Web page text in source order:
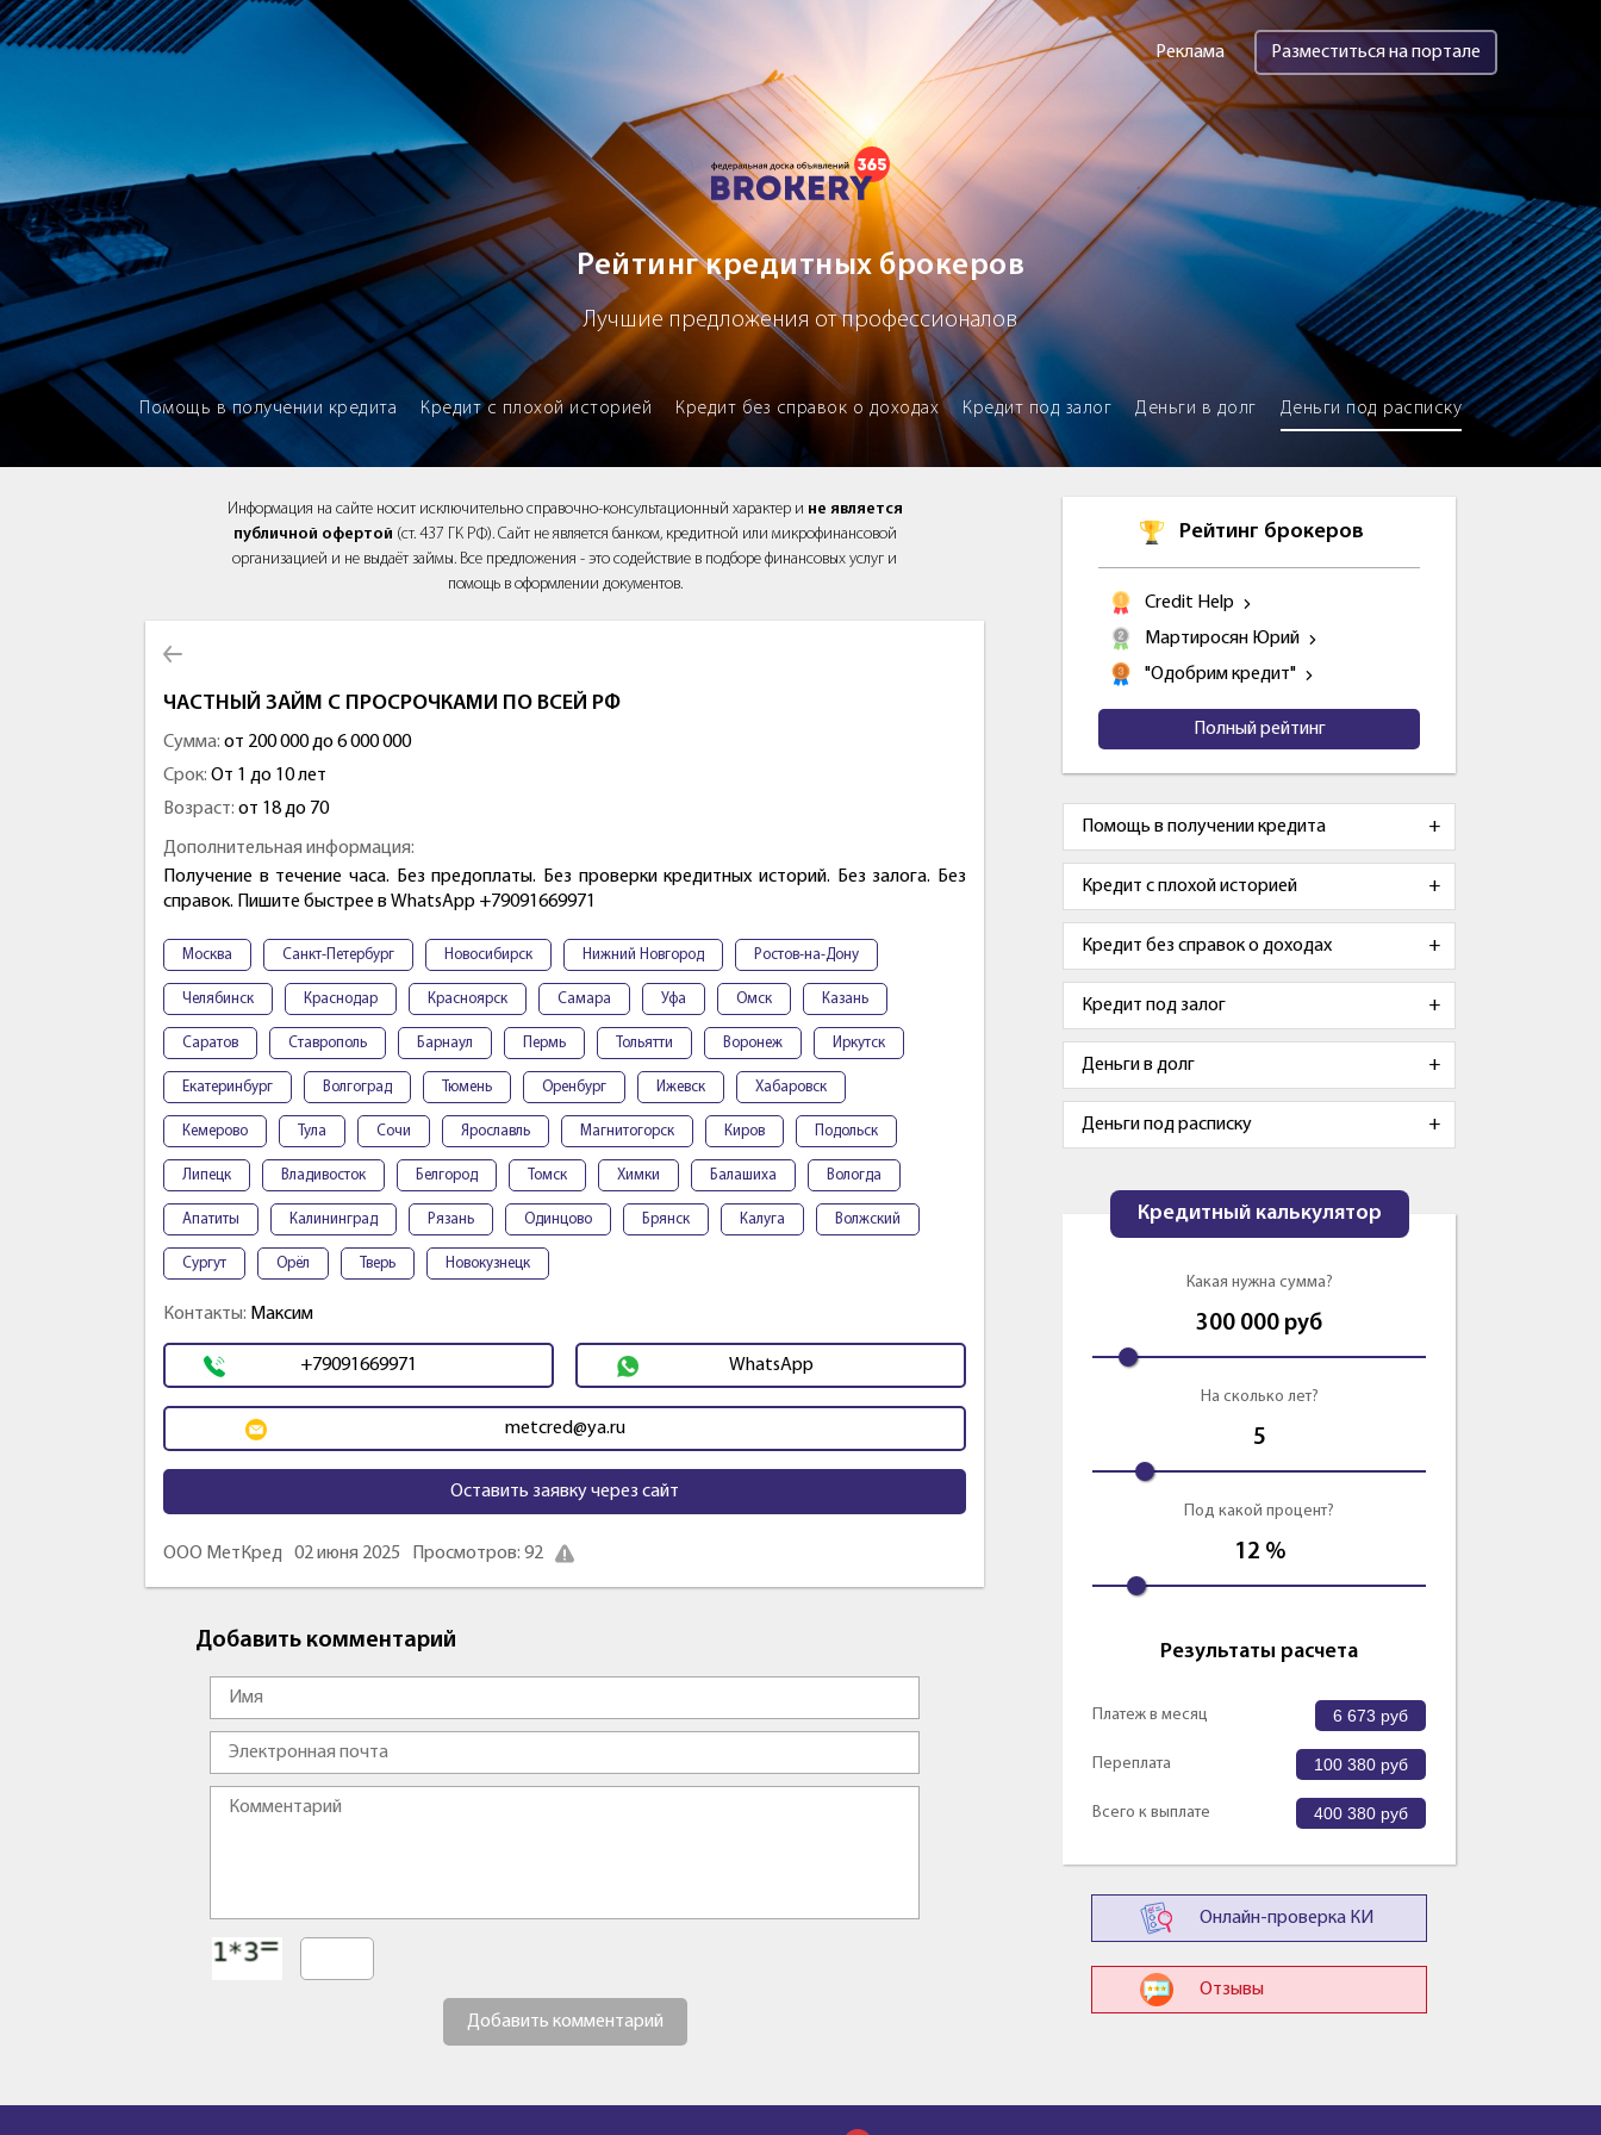
Brokery365 - Рейтинг кредитных брокеров
Реклама Разместиться на портале
Рейтинг кредитных брокеров
Лучшие предложения от профессионалов
Помощь в получении кредита Кредит с плохой историей Кредит без справок о доходах Кредит под залог Деньги в долг Деньги под расписку
Информация на сайте носит исключительно справочно-консультационный характер и не является
публичной офертой (ст. 437 ГК РФ). Сайт не является банком, кредитной или микрофинансовой
организацией и не выдаёт займы. Все предложения - это содействие в подборе финансовых услуг и
помощь в оформлении документов.
ЧАСТНЫЙ ЗАЙМ С ПРОСРОЧКАМИ ПО ВСЕЙ РФ
Сумма: от 200 000 до 6 000 000
Срок: От 1 до 10 лет
Возраст: от 18 до 70
Дополнительная информация:
Получение в течение часа. Без предоплаты. Без проверки кредитных историй. Без залога. Без
справок. Пишите быстрее в WhatsApp +79091669971
Москва Санкт-Петербург Новосибирск Нижний Новгород Ростов-на-Дону
Челябинск Краснодар Красноярск Самара Уфа Омск Казань
Саратов Ставрополь Барнаул Пермь Тольятти Воронеж Иркутск
Екатеринбург Волгоград Тюмень Оренбург Ижевск Хабаровск
Кемерово Тула Сочи Ярославль Магнитогорск Киров Подольск
Липецк Владивосток Белгород Томск Химки Балашиха Вологда
Апатиты Калининград Рязань Одинцово Брянск Калуга Волжский
Сургут Орёл Тверь Новокузнецк
Контакты: Максим
+79091669971 WhatsApp
metcred@ya.ru
Оставить заявку через сайт
ООО МетКред 02 июня 2025 Просмотров: 92
Добавить комментарий
Добавить комментарий
Рейтинг брокеров
Credit Help
Мартиросян Юрий
"Одобрим кредит"
Полный рейтинг
Помощь в получении кредита
Кредит с плохой историей
Кредит без справок о доходах
Кредит под залог
Деньги в долг
Деньги под расписку
Кредитный калькулятор
Какая нужна сумма?
300 000 руб
На сколько лет?
5
Под какой процент?
12 %
Результаты расчета
Платеж в месяц 6 673 руб
Переплата 100 380 руб
Всего к выплате 400 380 руб
Онлайн-проверка КИ
Отзывы